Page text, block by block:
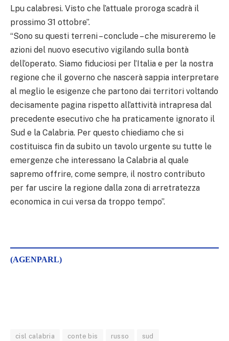
Lpu calabresi. Visto che l’attuale proroga scadrà il
prossimo 31 ottobre”.
“Sono su questi terreni – conclude – che misureremo le
azioni del nuovo esecutivo vigilando sulla bontà
dell’operato. Siamo fiduciosi per l’Italia e per la nostra
regione che il governo che nascerà sappia interpretare
al meglio le esigenze che partono dai territori voltando
decisamente pagina rispetto all’attività intrapresa dal
precedente esecutivo che ha praticamente ignorato il
Sud e la Calabria. Per questo chiediamo che si
costituisca fin da subito un tavolo urgente su tutte le
emergenze che interessano la Calabria al quale
sapremo offrire, come sempre, il nostro contributo
per far uscire la regione dalla zona di arretratezza
economica in cui versa da troppo tempo”.
(AGENPARL)
cisl calabria conte bis russo sud